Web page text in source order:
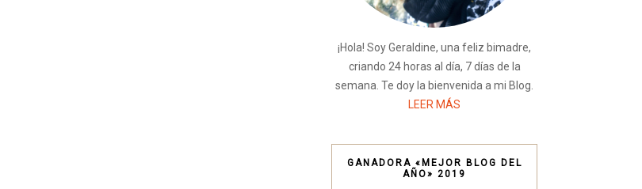
¡Hola! Soy Geraldine, una feliz bimadre,
criando 24 horas al día, 7 días de la
semana. Te doy la bienvenida a mi Blog.
LEER MÁS
GANADORA «MEJOR BLOG DEL
AÑO» 2019